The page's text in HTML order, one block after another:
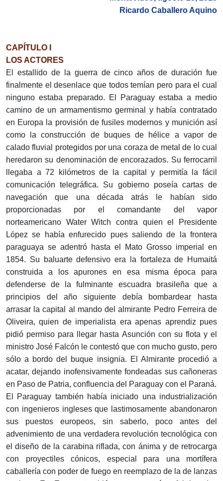
Ricardo Caballero Aquino
CAPÍTULO I
LOS ACTORES
El estallido de la guerra de cinco años de duración fue
finalmente el desenlace que todos temían pero para el cual
ninguno estaba preparado. El Paraguay estaba a medio
camino de un armamentismo germinal y había contratado
en Europa la provisión de fusiles modernos y munición así
como la construcción de buques de hélice a vapor de
calado fluvial protegidos por una coraza de metal de lo cual
heredaron su denominación de encorazados. Su ferrocarril
llegaba a 72 kilómetros de la capital y permitía la fácil
comunicación telegráfica. Su gobierno poseía cartas de
navegación que una década atrás le habían sido
proporcionadas por el comandante del vapor
norteamericano Water Witch contra quien el Presidente
López se había enfurecido pues saliendo de la frontera
paraguaya se adentró hasta el Mato Grosso imperial en
1854. Su baluarte defensivo era la fortaleza de Humaitá
construida a los apurones en esa misma época para
defenderse de la fulminante escuadra brasileña que a
principios del año siguiente debía bombardear hasta
arrasar la capital al mando del almirante Pedro Ferreira de
Oliveira, quien de imperialista era apenas aprendiz pues
pidió permiso para llegar hasta Asunción con su flota y el
ministro José Falcón le contestó que con mucho gusto, pero
sólo a bordo del buque insignia. El Almirante procedió a
acatar, dejando inofensivamente fondeadas sus cañoneras
en Paso de Patria, confluencia del Paraguay con el Paraná.
El Paraguay también había iniciado una industrialización
con ingenieros ingleses que lastimosamente abandonaron
sus puestos europeos, sin saberlo, poco antes del
advenimiento de una verdadera revolución tecnológica con
el diseño de la carabina riflada, con ánima y de retrocarga
con proyectiles cónicos, especial para una mortífera
caballería con poder de fuego en reemplazo de la de lanzas